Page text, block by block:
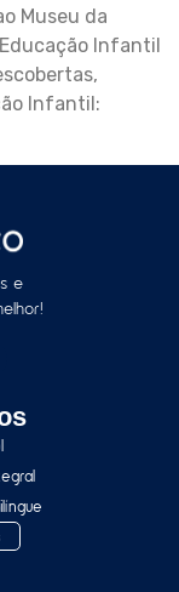
Museu da
Infantil
Infantil:
e